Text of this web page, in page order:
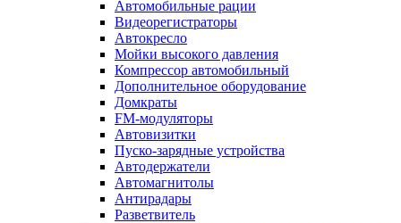
Автомобильные рации
Видеорегистраторы
Автокресло
Мойки высокого давления
Компрессор автомобильный
Дополнительное оборудование
Домкраты
FM-модуляторы
Автовизитки
Пуско-зарядные устройства
Автодержатели
Автомагнитолы
Антирадары
Разветвитель